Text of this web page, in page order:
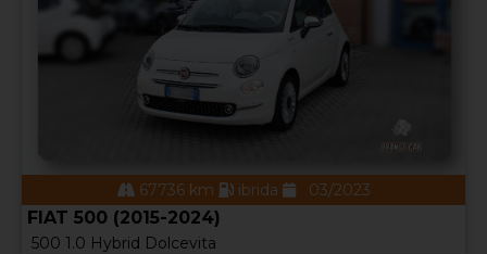
67736 km ibrida 03/2023
FIAT 500 (2015-2024)
500 1.0 Hybrid Dolcevita